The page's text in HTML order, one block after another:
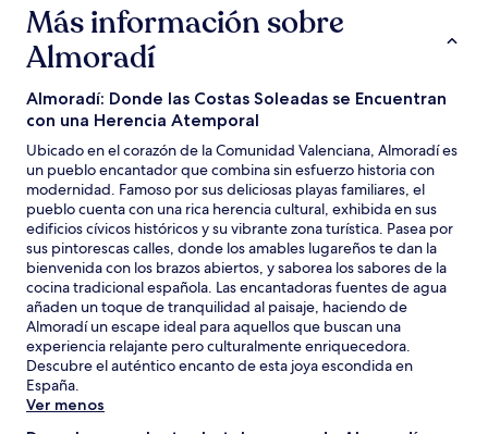
Más información sobre
Almoradí
Almoradí: Donde las Costas Soleadas se Encuentran
con una Herencia Atemporal
Ubicado en el corazón de la Comunidad Valenciana, Almoradí es
un pueblo encantador que combina sin esfuerzo historia con
modernidad. Famoso por sus deliciosas playas familiares, el
pueblo cuenta con una rica herencia cultural, exhibida en sus
edificios cívicos históricos y su vibrante zona turística. Pasea por
sus pintorescas calles, donde los amables lugareños te dan la
bienvenida con los brazos abiertos, y saborea los sabores de la
cocina tradicional española. Las encantadoras fuentes de agua
añaden un toque de tranquilidad al paisaje, haciendo de
Almoradí un escape ideal para aquellos que buscan una
experiencia relajante pero culturalmente enriquecedora.
Descubre el auténtico encanto de esta joya escondida en
España.
Ver menos